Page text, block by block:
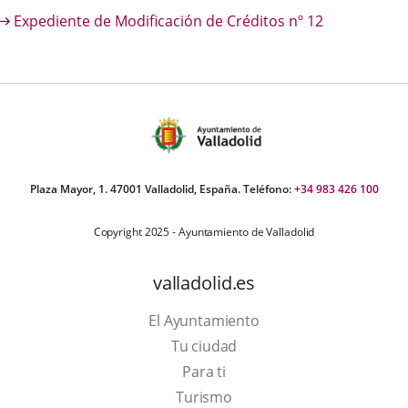
una
externa.
una
externa.
Expediente de Modificación de Créditos nº 12
Plaza Mayor, 1. 47001 Valladolid, España. Teléfono:+34 983 426 100
Copyright 2025 - Ayuntamiento de Valladolid
valladolid.es
El Ayuntamiento
Tu ciudad
Para ti
TurismoEste